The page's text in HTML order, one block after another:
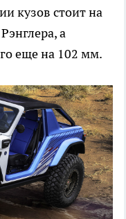
кузов стоит на
а
еще на 102 мм.